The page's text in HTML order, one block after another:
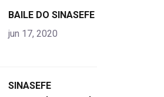
alt="product">
BAILE DO SINASEFE
jun 17, 2020
SINASEFE